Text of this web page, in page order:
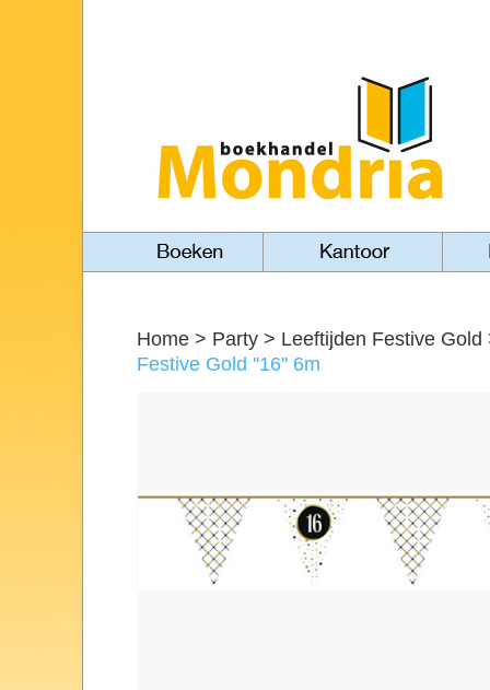
Home > Party > Leeftijden Festive Gold
Festive Gold ''16'' 6m